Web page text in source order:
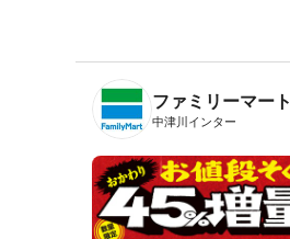
B
n
T
ファミリーマート
中津川インター